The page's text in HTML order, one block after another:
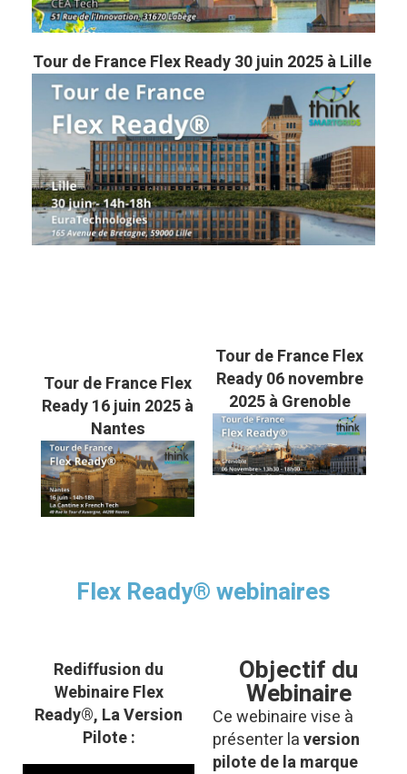
Tour de France Flex Ready 30 juin 2025 à Lille
Tour de France Flex
Ready 06 novembre
2025 à Grenoble
Tour de France Flex
Ready 16 juin 2025 à
Nantes
Flex Ready® webinaires
Rediffusion du
Webinaire Flex
Ready®, La Version
Pilote :
Objectif du
Webinaire
Ce webinaire vise à
présenter laversion
pilote de la marque